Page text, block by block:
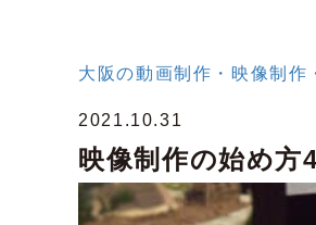
大阪の動画制作・映像制
2021.10.31
映像制作の始め方